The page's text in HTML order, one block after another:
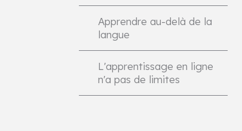
Apprendre au-delà de la
langue
L'apprentissage en ligne
n'a pas de limites